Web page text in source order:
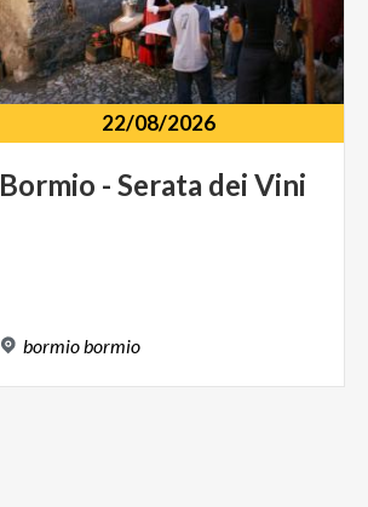
22/08/2026
Bormio - Serata dei Vini
bormio bormio